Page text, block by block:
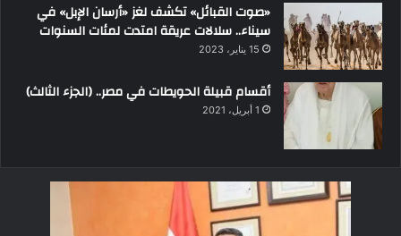
«صوت القبائل» تكشف لغز «أرسان الإبل» في
سيناء.. سلالات عريقة امتدت لمئات السنوات
15 يناير، 2023
أقسام قبيلة الحويطات في مصر.. (الجزء الثالث)
1 أبريل، 2021